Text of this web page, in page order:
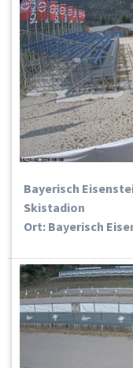
Bayerisch
Skistadion
Ort: Bayerisch